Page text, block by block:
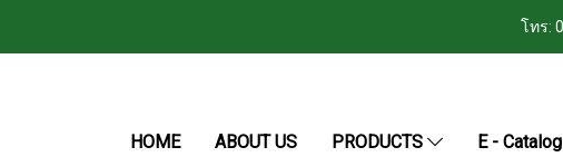
โทร:
HOME ABOUT US PRODUCTS E - Catalog